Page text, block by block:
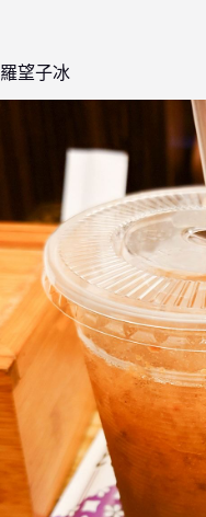
羅望子冰